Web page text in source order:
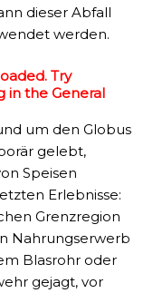
dieser Abfall
werden.
Try
in the General
um den Globus
gelebt,
Speisen
Erlebnisse:
Grenzregion
Nahrungserwerb
Blasrohr oder
gejagt, vor